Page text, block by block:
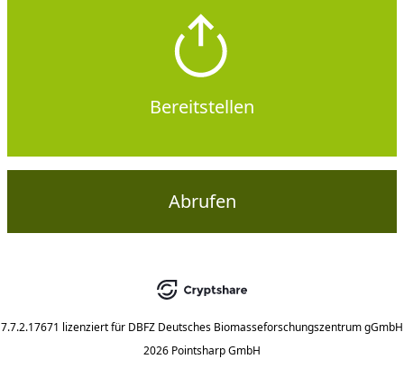
Bereitstellen
Abrufen
7.7.2.17671 lizenziert für DBFZ Deutsches Biomasseforschungszentrum gGmbH
2026 Pointsharp GmbH